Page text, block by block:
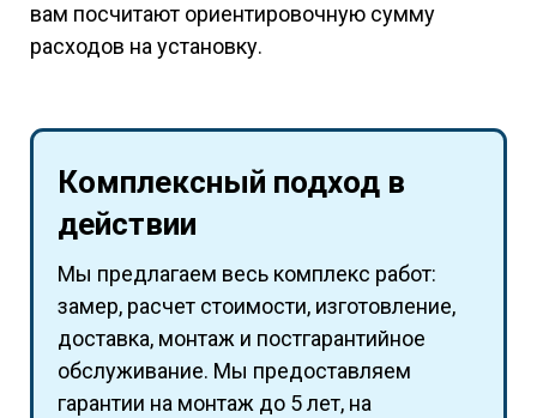
вам посчитают ориентировочную сумму
расходов на установку.
Комплексный подход в
действии
Мы предлагаем весь комплекс работ:
замер, расчет стоимости, изготовление,
доставка, монтаж и постгарантийное
обслуживание. Мы предоставляем
гарантии на монтаж до 5 лет, на